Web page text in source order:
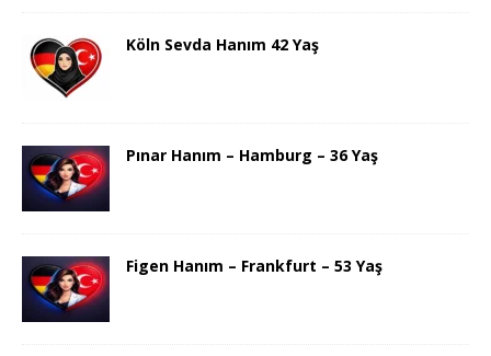
Köln Sevda Hanım 42 Yaş
Pınar Hanım – Hamburg – 36 Yaş
Figen Hanım – Frankfurt – 53 Yaş